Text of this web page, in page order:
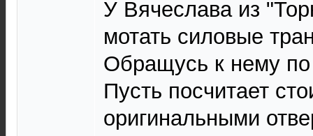
У Вячеслава из
мотать силовые
Обращусь к нему
Пусть посчитает
оригинальными